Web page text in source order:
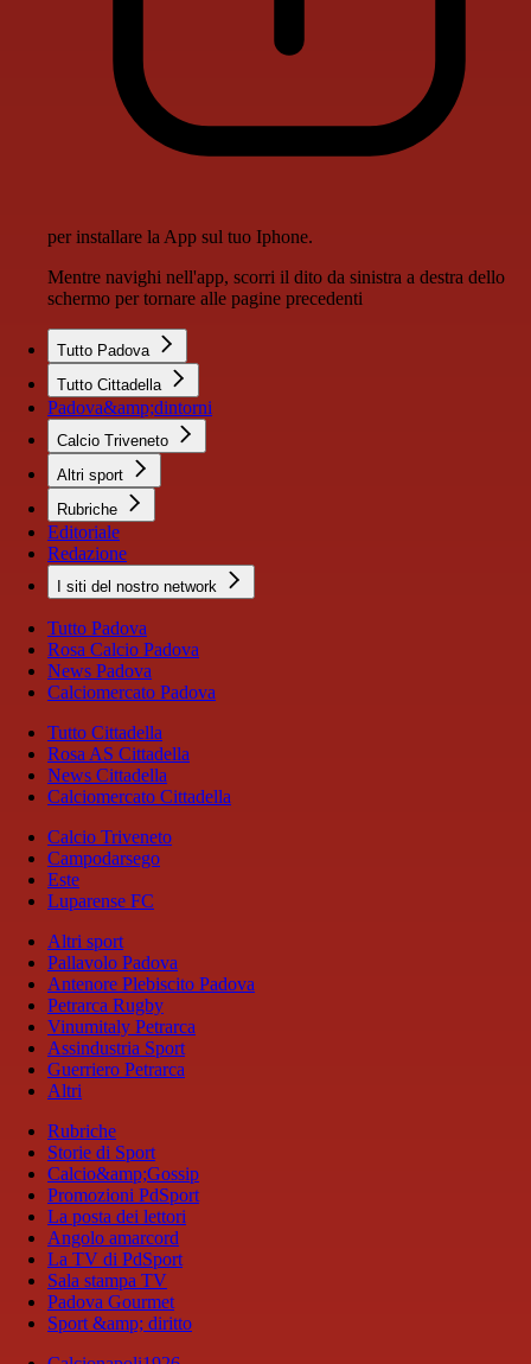
per installare la App sul tuo Iphone.
Mentre navighi nell'app, scorri il dito da sinistra a destra dello
schermo per tornare alle pagine precedenti
Tutto Padova
Tutto Cittadella
Padova&amp;dintorni
Calcio Triveneto
Altri sport
Rubriche
Editoriale
Redazione
I siti del nostro network
Tutto Padova
Rosa Calcio Padova
News Padova
Calciomercato Padova
Tutto Cittadella
Rosa AS Cittadella
News Cittadella
Calciomercato Cittadella
Calcio Triveneto
Campodarsego
Este
Luparense FC
Altri sport
Pallavolo Padova
Antenore Plebiscito Padova
Petrarca Rugby
Vinumitaly Petrarca
Assindustria Sport
Guerriero Petrarca
Altri
Rubriche
Storie di Sport
Calcio&amp;Gossip
Promozioni PdSport
La posta dei lettori
Angolo amarcord
La TV di PdSport
Sala stampa TV
Padova Gourmet
Sport &amp; diritto